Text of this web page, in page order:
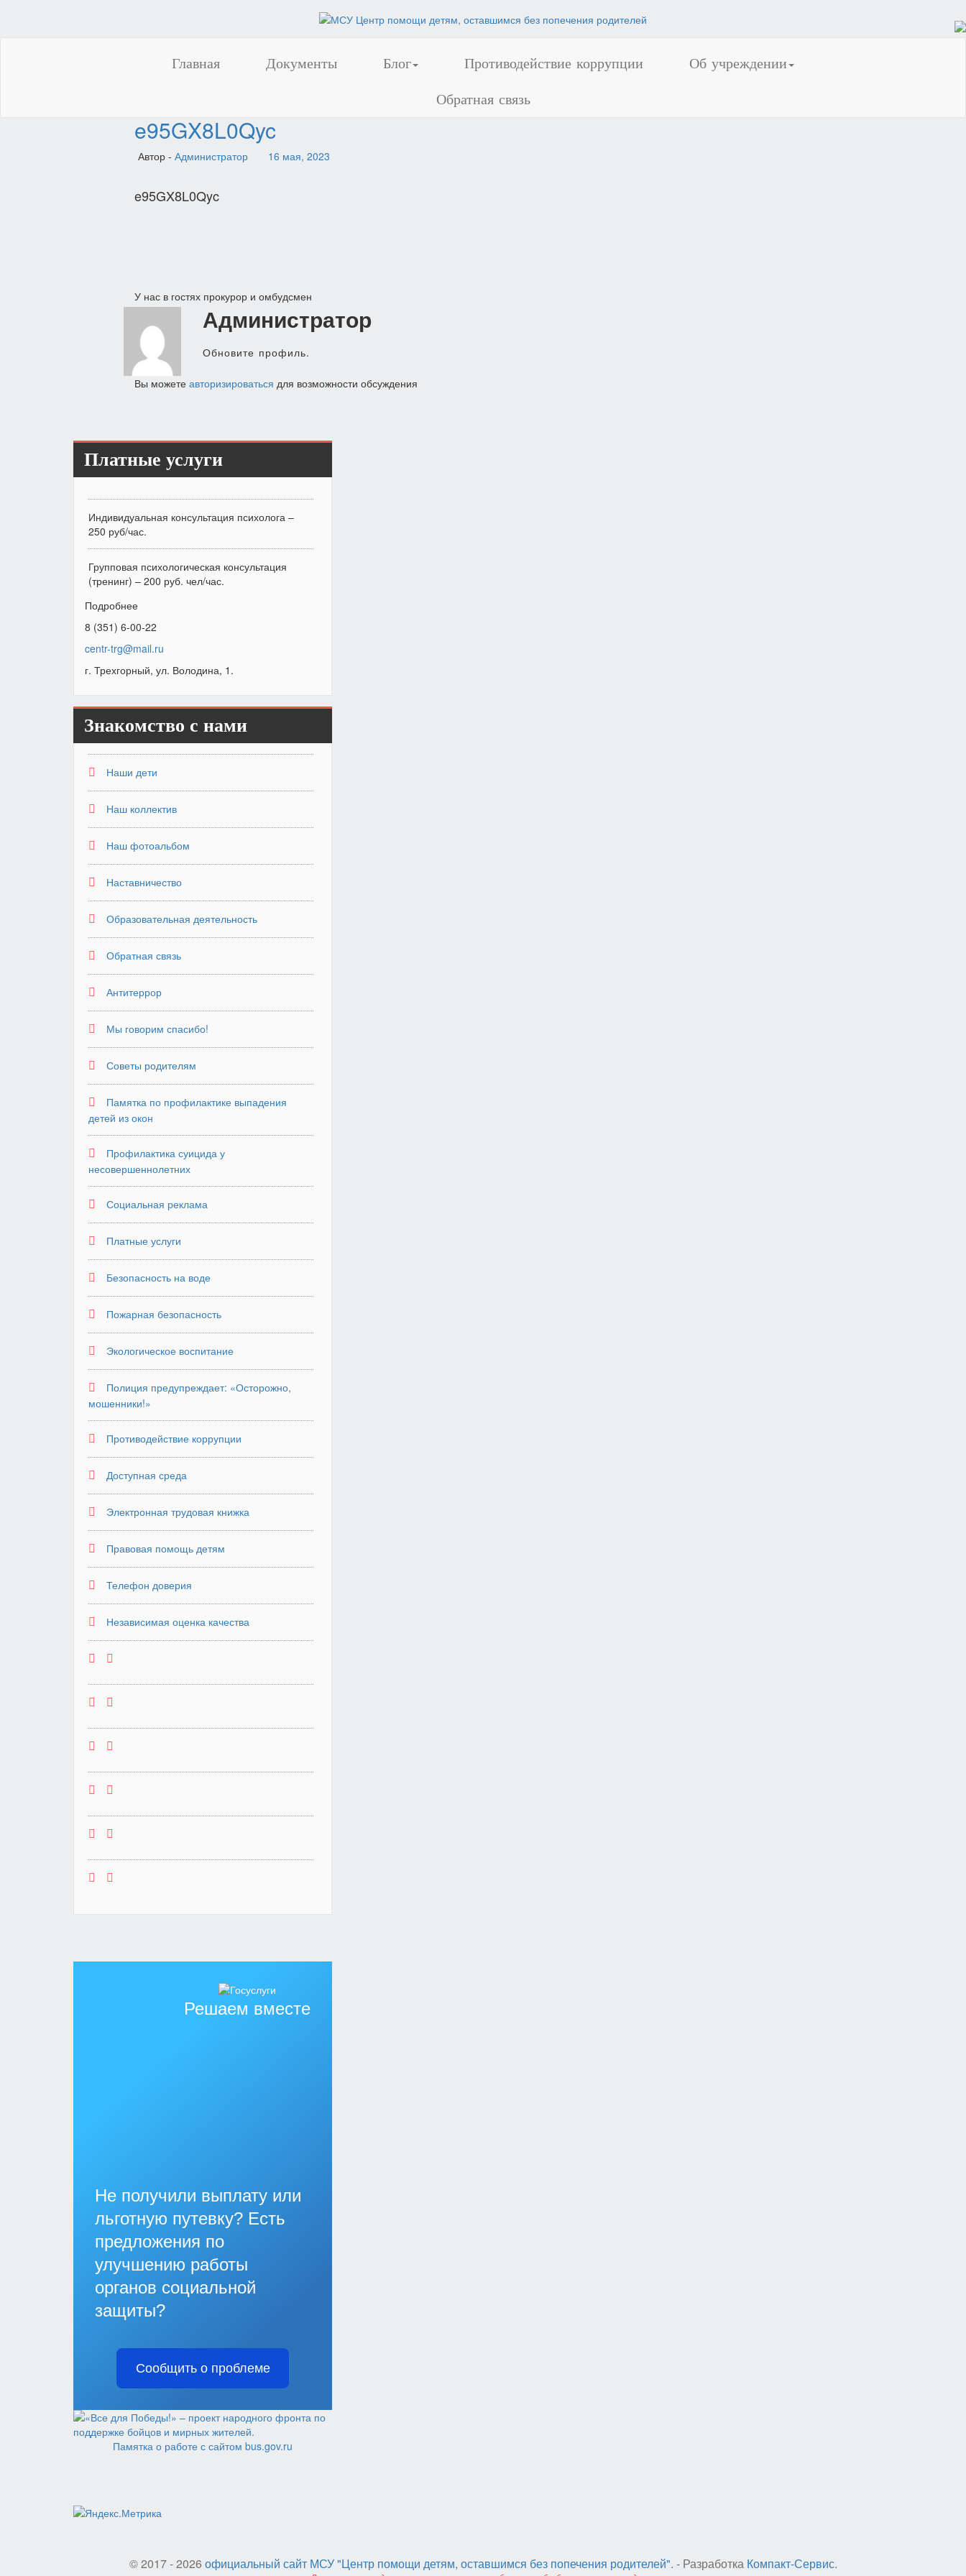
Главная Документы Блог Противодействие коррупции Об учреждении
Обратная связь
e95GX8L0Qyc
Автор - Администратор 16 мая, 2023
e95GX8L0Qyc
Навигация
по
записям
У нас в гостях прокурор и омбудсмен
Администратор
Обновите профиль.
Вы можете авторизироваться для возможности обсуждения
Платные услуги
Индивидуальная консультация психолога –
250 руб/час.
Групповая психологическая консультация
(тренинг) – 200 руб. чел/час.
Подробнее
8 (351) 6-00-22
centr-trg@mail.ru
г. Трехгорный, ул. Володина, 1.
Знакомство с нами
Наши дети
Наш коллектив
Наш фотоальбом
Наставничество
Образовательная деятельность
Обратная связь
Антитеррор
Мы говорим спасибо!
Советы родителям
Памятка по профилактике выпадения
детей из окон
Профилактика суицида у
несовершеннолетних
Социальная реклама
Платные услуги
Безопасность на воде
Пожарная безопасность
Экологическое воспитание
Полиция предупреждает: «Осторожно,
мошенники!»
Противодействие коррупции
Доступная среда
Электронная трудовая книжка
Правовая помощь детям
Телефон доверия
Независимая оценка качества
Решаем вместе
Не получили выплату или
льготную путевку? Есть
предложения по
улучшению работы
органов социальной
защиты?
Сообщить о проблеме
Памятка о работе с сайтом bus.gov.ru
© 2017 - 2026 официальный сайт МСУ "Центр помощи детям, оставшимся без попечения родителей". - Разработка Компакт-Сервис.